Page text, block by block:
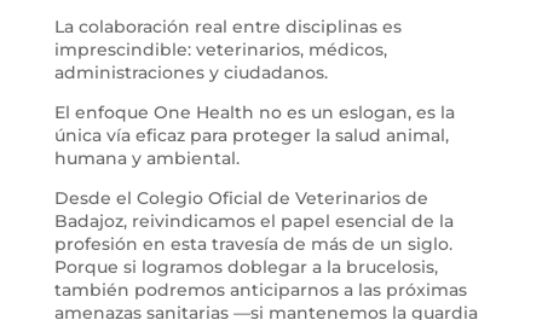
La colaboración real entre disciplinas es
imprescindible: veterinarios, médicos,
administraciones y ciudadanos.
El enfoque One Health no es un eslogan, es la
única vía eficaz para proteger la salud animal,
humana y ambiental.
Desde el Colegio Oficial de Veterinarios de
Badajoz, reivindicamos el papel esencial de la
profesión en esta travesía de más de un siglo.
Porque si logramos doblegar a la brucelosis,
también podremos anticiparnos a las próximas
amenazas sanitarias —si mantenemos la guardia